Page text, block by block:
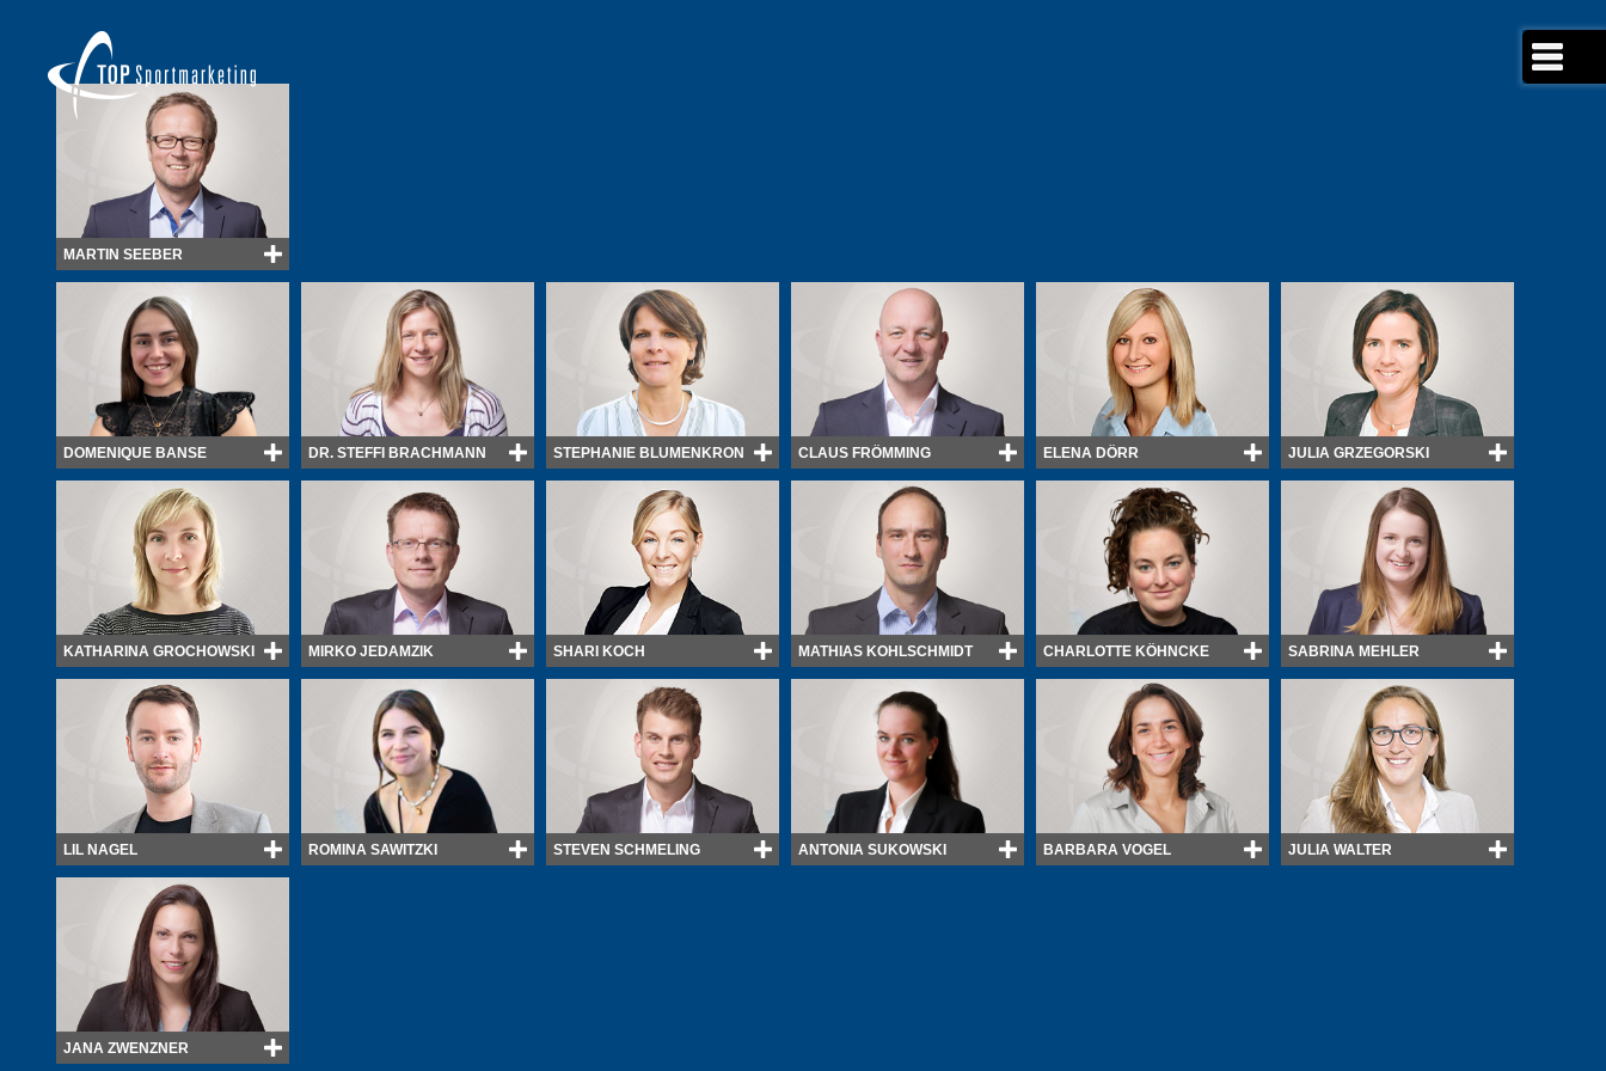
MARTIN SEEBER
DOMENIQUE BANSE DR. STEFFI BRACHMANN STEPHANIE BLUMENKRON CLAUS FRÖMMING ELENA DÖRR JULIA GRZEGORSKI
KATHARINA GROCHOWSKI MIRKO JEDAMZIK SHARI KOCH MATHIAS KOHLSCHMIDT CHARLOTTE KÖHNCKE SABRINA MEHLER
LIL NAGEL ROMINA SAWITZKI STEVEN SCHMELING ANTONIA SUKOWSKI BARBARA VOGEL JULIA WALTER
JANA ZWENZNER